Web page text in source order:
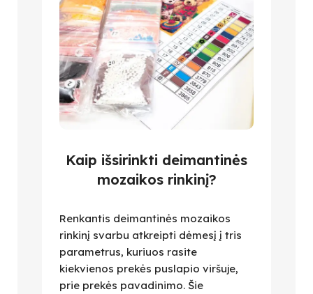
Kaip išsirinkti deimantinės
mozaikos rinkinį?
Renkantis deimantinės mozaikos
rinkinį svarbu atkreipti dėmesį į tris
parametrus, kuriuos rasite
kiekvienos prekės puslapio viršuje,
prie prekės pavadinimo. Šie